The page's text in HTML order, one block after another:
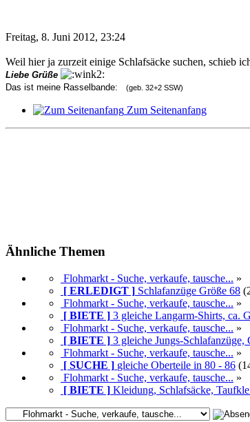
Freitag, 8. Juni 2012, 23:24
Weil hier ja zurzeit einige Schlafsäcke suchen, schieb
Liebe Grüße
Das ist meine Rasselbande:
(geb. 32+2 SSW)
Zum Seitenanfang
Ähnliche Themen
Flohmarkt - Suche, verkaufe, tausche... »
[ ERLEDIGT ] Schlafanzüge Größe 68
Flohmarkt - Suche, verkaufe, tausche... »
[ BIETE ] 3 gleiche Langarm-Shirts, ca.
Flohmarkt - Suche, verkaufe, tausche... »
[ BIETE ] 3 gleiche Jungs-Schlafanzüge,
Flohmarkt - Suche, verkaufe, tausche... »
[ SUCHE ] gleiche Oberteile in 80 - 86
Flohmarkt - Suche, verkaufe, tausche... »
[ BIETE ] Kleidung, Schlafsäcke,